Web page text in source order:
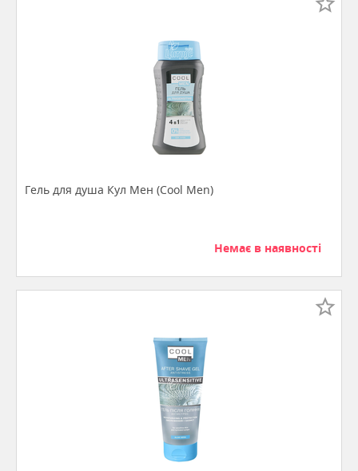
Гель для душа Кул Мен (Сool Men)
Немає в наявності